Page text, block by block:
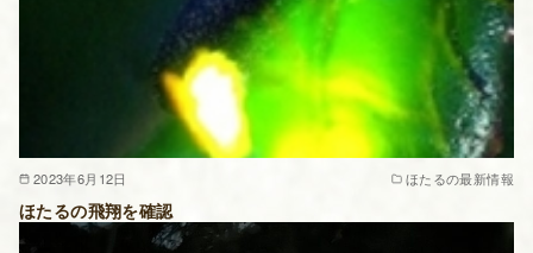
2023年6月12日 ほたるの最新情報
ほたるの飛翔を確認